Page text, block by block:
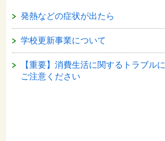
発熱などの症状が出たら
学校更新事業について
【重要】消費生活に関するトラブルに
ご注意ください